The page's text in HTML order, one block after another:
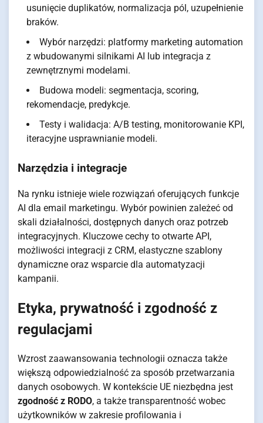
usunięcie duplikatów, normalizacja pól, uzupełnienie
braków.
Wybór narzędzi: platformy marketing automation
z wbudowanymi silnikami AI lub integracja z
zewnętrznymi modelami.
Budowa modeli: segmentacja, scoring,
rekomendacje, predykcje.
Testy i walidacja: A/B testing, monitorowanie KPI,
iteracyjne usprawnianie modeli.
Narzędzia i integracje
Na rynku istnieje wiele rozwiązań oferujących funkcje
AI dla email marketingu. Wybór powinien zależeć od
skali działalności, dostępnych danych oraz potrzeb
integracyjnych. Kluczowe cechy to otwarte API,
możliwości integracji z CRM, elastyczne szablony
dynamiczne oraz wsparcie dla automatyzacji
kampanii.
Etyka, prywatność i zgodność z
regulacjami
Wzrost zaawansowania technologii oznacza także
większą odpowiedzialność za sposób przetwarzania
danych osobowych. W kontekście UE niezbędna jest
zgodność z RODO, a także transparentność wobec
użytkowników w zakresie profilowania i